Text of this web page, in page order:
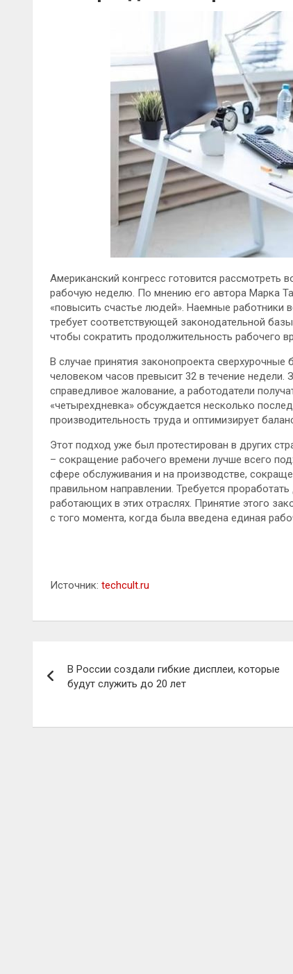
Американский конгресс готовится рассмотреть
рабочую неделю. По мнению его автора Марка
«повысить счастье людей». Наемные работники
требует соответствующей законодательной
чтобы сократить продолжительность рабочего
В случае принятия законопроекта
человеком часов превысит 32 в течение недели.
справедливое жалование, а работодатели
«четырехдневка» обсуждается несколько
производительность труда и оптимизирует
Этот подход уже был протестирован в других
– сокращение рабочего времени лучше всего
сфере обслуживания и на производстве,
правильном направлении. Требуется
работающих в этих отраслях. Принятие этого
с того момента, когда была введена единая
Источник: techcult.ru
по
В России создали гибкие дисплеи, которые
будут служить до 20 лет